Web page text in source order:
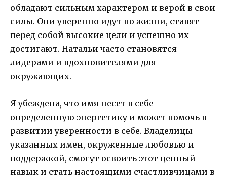
обладают сильным характером и верой в свои
силы. Они уверенно идут по жизни, ставят
перед собой высокие цели и успешно их
достигают. Натальи часто становятся
лидерами и вдохновителями для
окружающих.
Я убеждена, что имя несет в себе
определенную энергетику и может помочь в
развитии уверенности в себе. Владелицы
указанных имен, окруженные любовью и
поддержкой, смогут освоить этот ценный
навык и стать настоящими счастливчицами в